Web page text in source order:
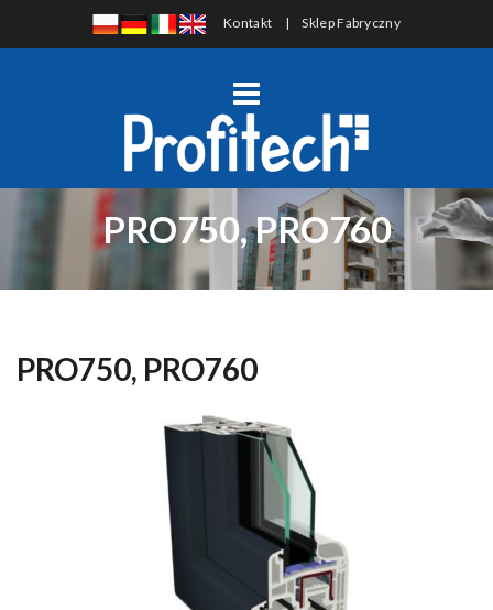
Kontakt |Sklep Fabryczny
PRO750, PRO760
PRO750, PRO760